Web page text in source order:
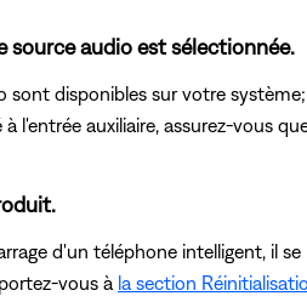
source audio est sélectionnée.
sont disponibles sur votre
l'entrée auxiliaire, assurez-vous
d'un téléphone intelligent, il
vous à la section